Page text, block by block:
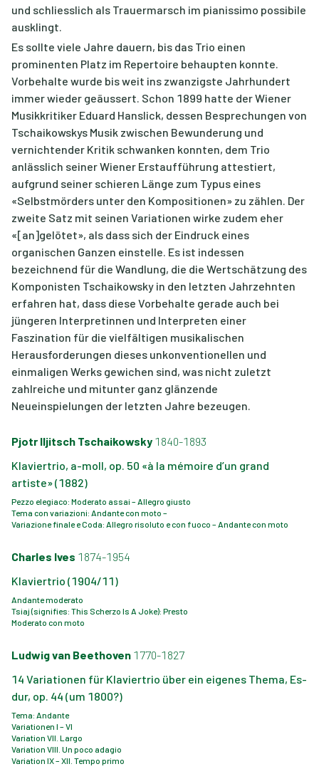
und schliesslich als Trauermarsch im pianissimo possibile
ausklingt.
Es sollte viele Jahre dauern, bis das Trio einen
prominenten Platz im Repertoire behaupten konnte.
Vorbehalte wurde bis weit ins zwanzigste Jahrhundert
immer wieder geäussert. Schon 1899 hatte der Wiener
Musikkritiker Eduard Hanslick, dessen Besprechungen von
Tschaikowskys Musik zwischen Bewunderung und
vernichtender Kritik schwanken konnten, dem Trio
anlässlich seiner Wiener Erstaufführung attestiert,
aufgrund seiner schieren Länge zum Typus eines
«Selbstmörders unter den Kompositionen» zu zählen. Der
zweite Satz mit seinen Variationen wirke zudem eher
«[an]gelötet», als dass sich der Eindruck eines
organischen Ganzen einstelle. Es ist indessen
bezeichnend für die Wandlung, die die Wertschätzung des
Komponisten Tschaikowsky in den letzten Jahrzehnten
erfahren hat, dass diese Vorbehalte gerade auch bei
jüngeren Interpretinnen und Interpreten einer
Faszination für die vielfältigen musikalischen
Herausforderungen dieses unkonventionellen und
einmaligen Werks gewichen sind, was nicht zuletzt
zahlreiche und mitunter ganz glänzende
Neueinspielungen der letzten Jahre bezeugen.
Pjotr Iljitsch Tschaikowsky 1840-1893
Klaviertrio, a-moll, op. 50 «à la mémoire d’un grand
artiste» (1882)
Pezzo elegiaco: Moderato assai – Allegro giusto
Tema con variazioni: Andante con moto –
Variazione finale e Coda: Allegro risoluto e con fuoco – Andante con moto
Charles Ives 1874-1954
Klaviertrio (1904/11)
Andante moderato
Tsiaj (signifies: This Scherzo Is A Joke): Presto
Moderato con moto
Ludwig van Beethoven 1770-1827
14 Variationen für Klaviertrio über ein eigenes Thema, Es-
dur, op. 44 (um 1800?)
Tema: Andante
Variationen I – VI
Variation VII. Largo
Variation VIII. Un poco adagio
Variation IX – XII. Tempo primo